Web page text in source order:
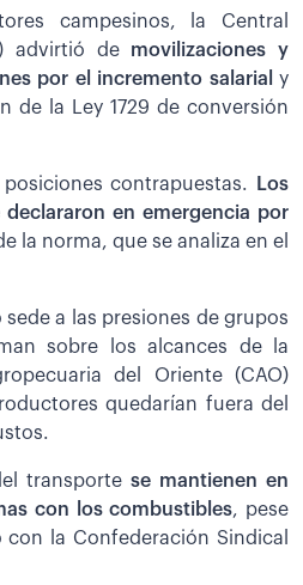
campesinos, la Central
advirtió de movilizaciones y
por el incremento salarial
y
de la Ley 1729 de conversión
contrapuestas.
Los
en emergencia por
la norma, que se analiza en el
a las presiones de grupos
sobre los alcances de la
del Oriente (CAO)
quedarían fuera del
transporte se mantienen en
con los combustibles, pese
la Confederación Sindical